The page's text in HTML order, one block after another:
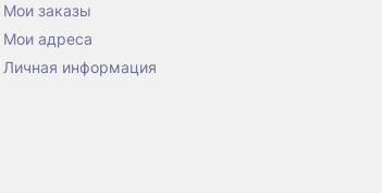
Мои заказы
Мои адреса
Личная информация